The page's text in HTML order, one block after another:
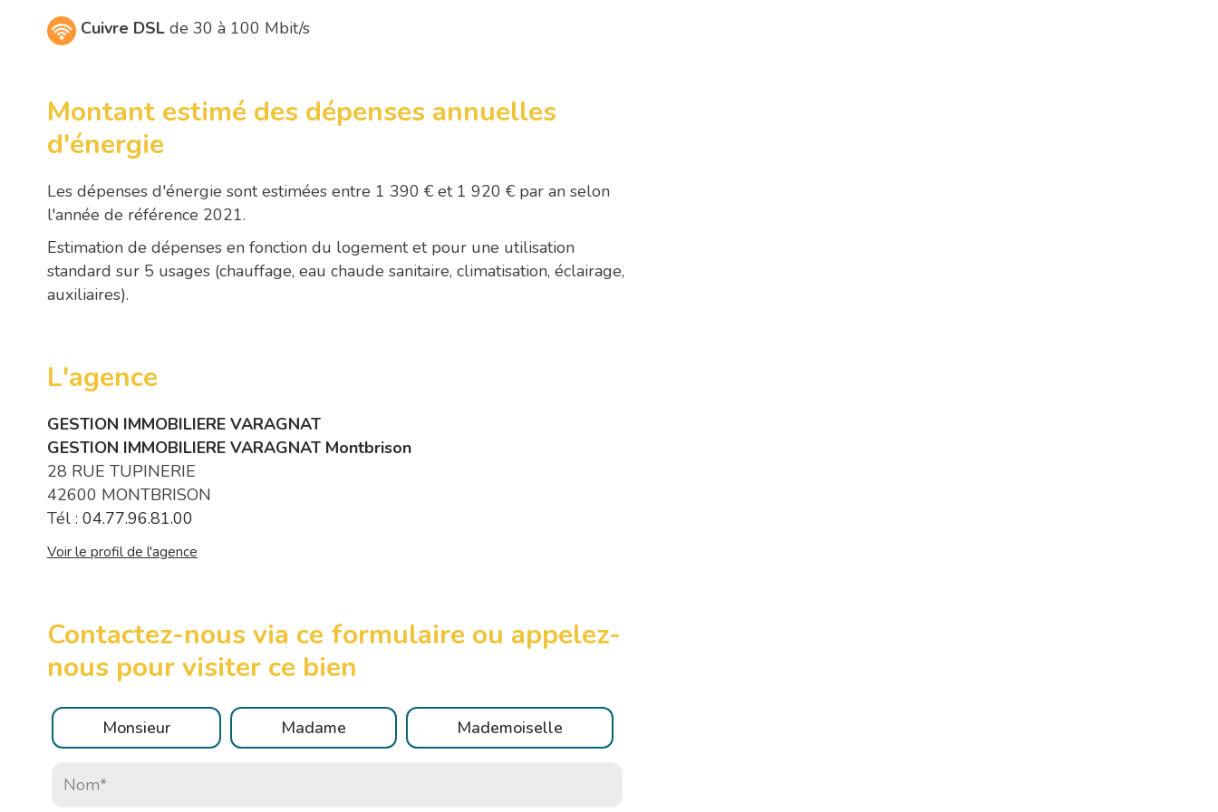
Cuivre DSL de 30 à 100 Mbit/s
Montant estimé des dépenses annuelles
d'énergie
Les dépenses d'énergie sont estimées entre 1 390 € et 1 920 € par an selon
l'année de référence 2021.
Estimation de dépenses en fonction du logement et pour une utilisation
standard sur 5 usages (chauffage, eau chaude sanitaire, climatisation, éclairage,
auxiliaires).
L'agence
GESTION IMMOBILIERE VARAGNAT
GESTION IMMOBILIERE VARAGNAT Montbrison
28 RUE TUPINERIE
42600 MONTBRISON
Tél : 04.77.96.81.00
Voir le profil de l'agence
Contactez-nous via ce formulaire ou appelez-
nous pour visiter ce bien
Civilité :Monsieur Madame Mademoiselle
Nom* :